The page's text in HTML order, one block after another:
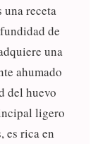
una receta
de
una
ahumado
del huevo
ligero
es rica en